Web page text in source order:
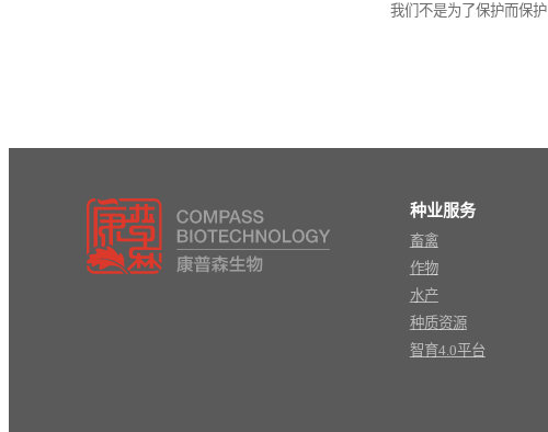
我们不是为了保护而保
种业服务
畜禽
作物
水产
种质资源
智育4.0平台